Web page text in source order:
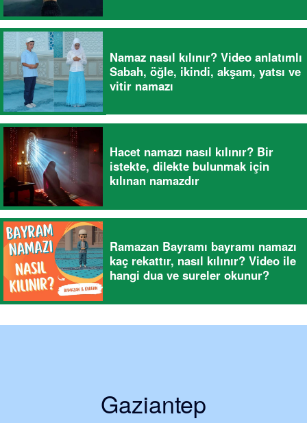
Namaz nasıl kılınır? Video anlatımlı
Sabah, öğle, ikindi, akşam, yatsı ve
vitir namazı
Hacet namazı nasıl kılınır? Bir
istekte, dilekte bulunmak için
kılınan namazdır
Ramazan Bayramı bayramı namazı
kaç rekattır, nasıl kılınır? Video ile
hangi dua ve sureler okunur?
Gaziantep